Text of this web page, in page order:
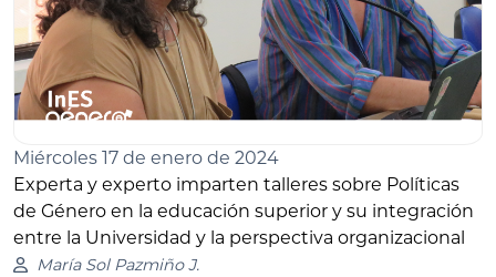
Miércoles 17 de enero de 2024
Experta y experto imparten talleres sobre Políticas
de Género en la educación superior y su integración
entre la Universidad y la perspectiva organizacional
María Sol Pazmiño J.